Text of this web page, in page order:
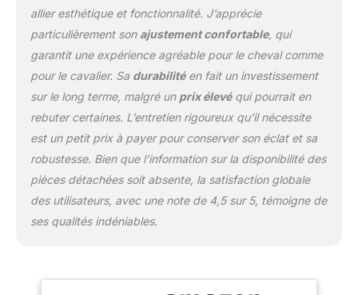
allier esthétique et fonctionnalité. J’apprécie
particulièrement son ajustement confortable, qui
garantit une expérience agréable pour le cheval comme
pour le cavalier. Sa durabilitéen fait un investissement
sur le long terme, malgré un prix élevéqui pourrait en
rebuter certaines. L’entretien rigoureux qu’il nécessite
est un petit prix à payer pour conserver son éclat et sa
robustesse. Bien que l’information sur la disponibilité des
pièces détachées soit absente, la satisfaction globale
des utilisateurs, avec une note de 4,5 sur 5, témoigne de
ses qualités indéniables.